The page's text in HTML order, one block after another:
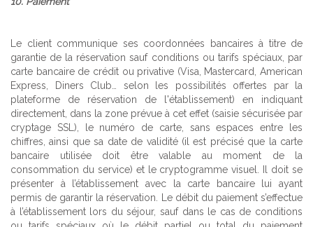
Le client communique ses coordonnées bancaires à titre de
garantie de la réservation sauf conditions ou tarifs spéciaux, par
carte bancaire de crédit ou privative (Visa, Mastercard, American
Express, Diners Club… selon les possibilités offertes par la
plateforme de réservation de l'établissement) en indiquant
directement, dans la zone prévue à cet effet (saisie sécurisée par
cryptage SSL), le numéro de carte, sans espaces entre les
chiffres, ainsi que sa date de validité (il est précisé que la carte
bancaire utilisée doit être valable au moment de la
consommation du service) et le cryptogramme visuel. Il doit se
présenter à l’établissement avec la carte bancaire lui ayant
permis de garantir la réservation. Le débit du paiement s’effectue
à l’établissement lors du séjour, sauf dans le cas de conditions